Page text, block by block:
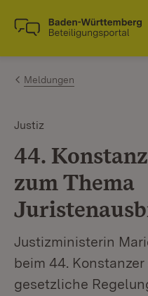
Zum Inhalt springen
Link zur Startseite
Meldungen
Justiz
44.
zum Thema
Justizministerin
beim 44.
gesetzliche